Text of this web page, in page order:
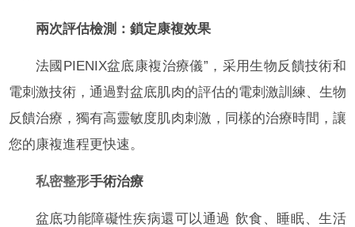
兩次評估檢測：鎖定康複效果
法國PIENIX盆底康複治療儀”，采用生物反饋技術和
電刺激技術，通過對盆底肌肉的評估的電刺激訓練、生物
反饋治療，獨有高靈敏度肌肉刺激，同樣的治療時間，讓
您的康複進程更快速。
私密整形手術治療
盆底功能障礙性疾病還可以通過 飲食、睡眠、生活